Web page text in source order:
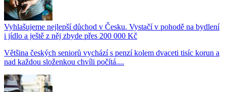
Vyhlašujeme nejlepší důchod v Česku. Vystačí v pohodě na bydlení
i jídlo a ještě z něj zbyde přes 200 000 Kč
Většina českých seniorů vychází s penzí kolem dvaceti tisíc korun a
nad každou složenkou chvíli počítá....